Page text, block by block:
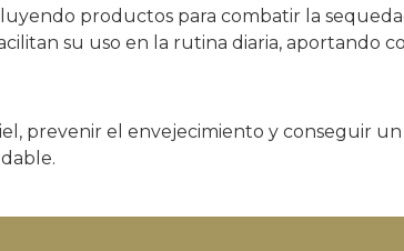
productos para combatir la
su uso en la rutina diaria, aportando
prevenir el envejecimiento y conseguir